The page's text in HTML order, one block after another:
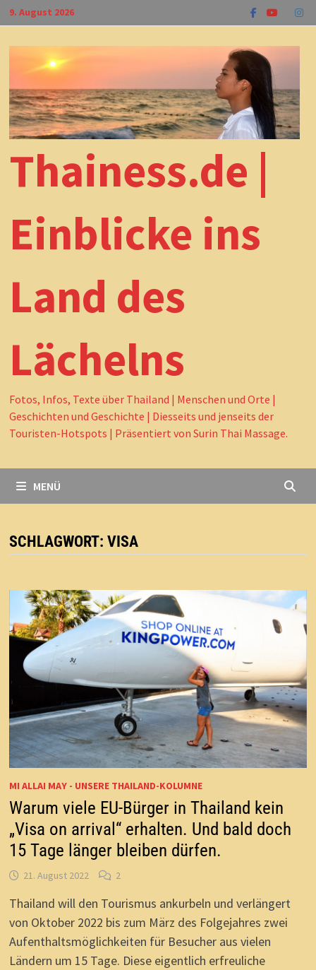
Zum
Inhalt
springen
9. August 2026
Thainess.de |
Einblicke ins
Land des
Lächelns
Fotos, Infos, Texte über Thailand | Menschen und Orte |
Geschichten und Geschichte | Diesseits und jenseits der
Touristen-Hotspots | Präsentiert von Surin Thai Massage.
MENÜ
SCHLAGWORT: VISA
MI ALLAI MAY - UNSERE THAILAND-KOLUMNE
Warum viele EU-Bürger in Thailand kein
„Visa on arrival“ erhalten. Und bald doch
15 Tage länger bleiben dürfen.
21. August 2022 2
Thailand will den Tourismus ankurbeln und verlängert
von Oktober 2022 bis zum März des Folgejahres zwei
Aufenthaltsmöglichkeiten für Besucher aus vielen
Ländern um 15 Tage. Diese eigentlich erfreuliche